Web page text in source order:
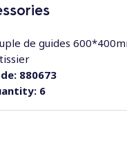
6
880673
de guides